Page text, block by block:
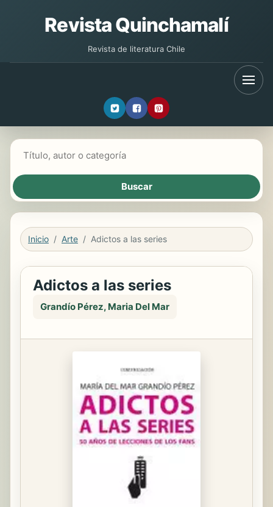
Revista Quinchamalí
Revista de literatura Chile
Inicio Arte Adictos a las series
Adictos a las series
Grandío Pérez, Maria Del Mar